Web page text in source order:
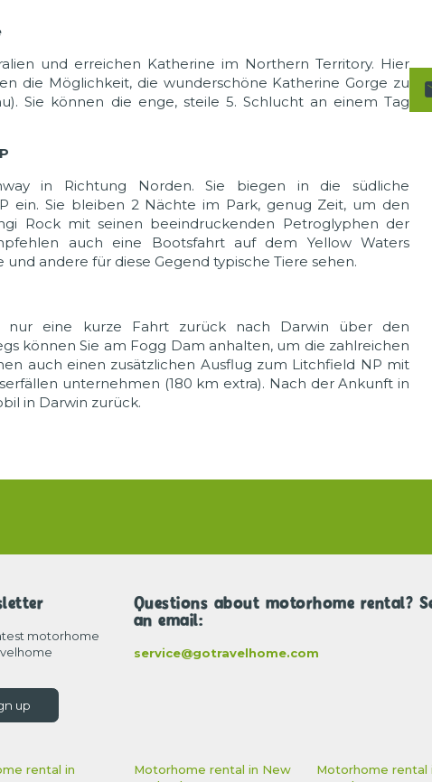
und erreichen Katherine im Northern Territory. Hier
die Möglichkeit, die wunderschöne Katherine Gorge zu
Sie können die enge, steile 5. Schlucht an einem Tag
in Richtung Norden. Sie biegen in die südliche
ein. Sie bleiben 2 Nächte im Park, genug Zeit, um den
Rock mit seinen beeindruckenden Petroglyphen der
auch eine Bootsfahrt auf dem Yellow Waters
andere für diese Gegend typische Tiere sehen.
nur eine kurze Fahrt zurück nach Darwin über den
können Sie am Fogg Dam anhalten, um die zahlreichen
auch einen zusätzlichen Ausflug zum Litchfield NP mit
unternehmen (180 km extra). Nach der Ankunft in
in Darwin zurück.
motorhome
up
Questions about motorhome rental?
an email:
service@gotravelhome.com
rental in
Motorhome rental in New
Motorhome rental